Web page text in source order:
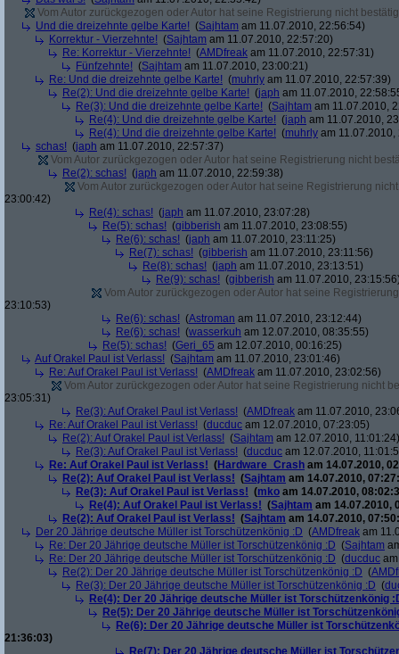
Vom Autor zurückgezogen oder Autor hat seine Registrierung nicht
Und die dreizehnte gelbe Karte! (Sajhtam am 11.07.2010, 22:56:54)
Korrektur - Vierzehnte! (Sajhtam am 11.07.2010, 22:57:20)
Re: Korrektur - Vierzehnte! (AMDfreak am 11.07.2010, 22:57:31)
Fünfzehnte! (Sajhtam am 11.07.2010, 23:00:21)
Re: Und die dreizehnte gelbe Karte! (muhrly am 11.07.2010, 22:57:39)
Re(2): Und die dreizehnte gelbe Karte! (japh am 11.07.2010,
Re(3): Und die dreizehnte gelbe Karte! (Sajhtam am 11.07.2010,
Re(4): Und die dreizehnte gelbe Karte! (japh am 11.07.2010,
Re(4): Und die dreizehnte gelbe Karte! (muhrly am 11.07.2010,
schas! (japh am 11.07.2010, 22:57:37)
Vom Autor zurückgezogen oder Autor hat seine Registrierung nicht
Re(2): schas! (japh am 11.07.2010, 22:59:38)
Vom Autor zurückgezogen oder Autor hat seine Registrierung
23:00:42)
Re(4): schas! (japh am 11.07.2010, 23:07:28)
Re(5): schas! (gibberish am 11.07.2010, 23:08:55)
Re(6): schas! (japh am 11.07.2010, 23:11:25)
Re(7): schas! (gibberish am 11.07.2010, 23:11:56)
Re(8): schas! (japh am 11.07.2010, 23:13:51)
Re(9): schas! (gibberish am 11.07.2010,
Vom Autor zurückgezogen oder Autor hat seine
23:10:53)
Re(6): schas! (Astroman am 11.07.2010, 23:12:44)
Re(6): schas! (wasserkuh am 12.07.2010, 08:35:55)
Re(5): schas! (Geri_65 am 12.07.2010, 00:16:25)
Auf Orakel Paul ist Verlass! (Sajhtam am 11.07.2010, 23:01:46)
Re: Auf Orakel Paul ist Verlass! (AMDfreak am 11.07.2010, 23:02:56)
Vom Autor zurückgezogen oder Autor hat seine Registrierung nicht
23:05:31)
Re(3): Auf Orakel Paul ist Verlass! (AMDfreak am 11.07.2010,
Re: Auf Orakel Paul ist Verlass! (ducduc am 12.07.2010, 07:23:05)
Re(2): Auf Orakel Paul ist Verlass! (Sajhtam am 12.07.2010, 11:01:24)
Re(3): Auf Orakel Paul ist Verlass! (ducduc am 12.07.2010,
Re: Auf Orakel Paul ist Verlass! (Hardware_Crash am 14.07.2010,
Re(2): Auf Orakel Paul ist Verlass! (Sajhtam am 14.07.2010,
Re(3): Auf Orakel Paul ist Verlass! (mko am 14.07.2010,
Re(4): Auf Orakel Paul ist Verlass! (Sajhtam am 14.07.2010,
Re(2): Auf Orakel Paul ist Verlass! (Sajhtam am 14.07.2010,
Der 20 Jährige deutsche Müller ist Torschützenkönig :D (AMDfreak am
Re: Der 20 Jährige deutsche Müller ist Torschützenkönig :D (Sajhtam
Re: Der 20 Jährige deutsche Müller ist Torschützenkönig :D (ducduc
Re(2): Der 20 Jährige deutsche Müller ist Torschützenkönig :D (
Re(3): Der 20 Jährige deutsche Müller ist Torschützenkönig :D (
Re(4): Der 20 Jährige deutsche Müller ist Torschützenkönig
Re(5): Der 20 Jährige deutsche Müller ist
Re(6): Der 20 Jährige deutsche Müller ist
21:36:03)
Re(7): Der 20 Jährige deutsche Müller ist